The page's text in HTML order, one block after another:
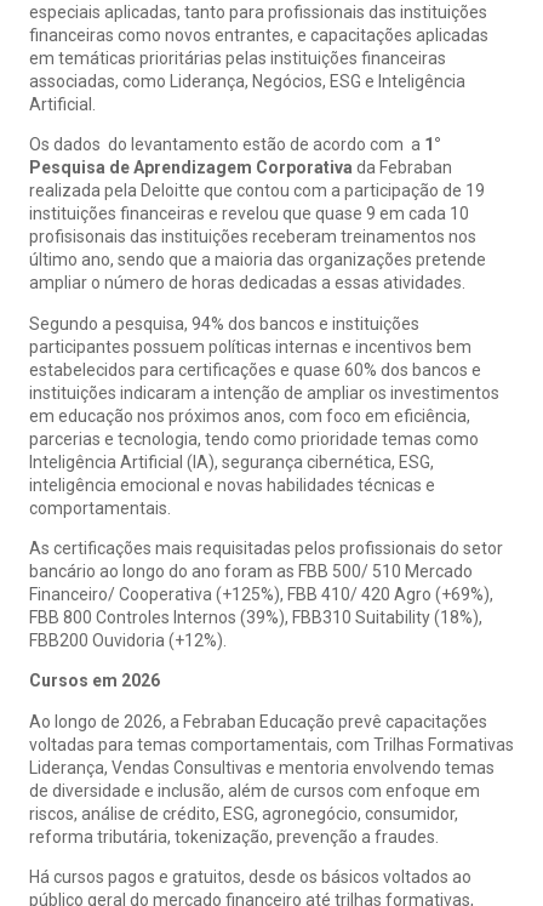
especiais aplicadas, tanto para profissionais das instituições
financeiras como novos entrantes, e capacitações aplicadas
em temáticas prioritárias pelas instituições financeiras
associadas, como Liderança, Negócios, ESG e Inteligência
Artificial.
Os dados do levantamento estão de acordo com a 1°
Pesquisa de Aprendizagem Corporativa da Febraban
realizada pela Deloitte que contou com a participação de 19
instituições financeiras e revelou que quase 9 em cada 10
profisisonais das instituições receberam treinamentos nos
último ano, sendo que a maioria das organizações pretende
ampliar o número de horas dedicadas a essas atividades.
Segundo a pesquisa, 94% dos bancos e instituições
participantes possuem políticas internas e incentivos bem
estabelecidos para certificações e quase 60% dos bancos e
instituições indicaram a intenção de ampliar os investimentos
em educação nos próximos anos, com foco em eficiência,
parcerias e tecnologia, tendo como prioridade temas como
Inteligência Artificial (IA), segurança cibernética, ESG,
inteligência emocional e novas habilidades técnicas e
comportamentais.
As certificações mais requisitadas pelos profissionais do setor
bancário ao longo do ano foram as FBB 500/ 510 Mercado
Financeiro/ Cooperativa (+125%), FBB 410/ 420 Agro (+69%),
FBB 800 Controles Internos (39%), FBB310 Suitability (18%),
FBB200 Ouvidoria (+12%).
Cursos em 2026
Ao longo de 2026, a Febraban Educação prevê capacitações
voltadas para temas comportamentais, com Trilhas Formativas
Liderança, Vendas Consultivas e mentoria envolvendo temas
de diversidade e inclusão, além de cursos com enfoque em
riscos, análise de crédito, ESG, agronegócio, consumidor,
reforma tributária, tokenização, prevenção a fraudes.
Há cursos pagos e gratuitos, desde os básicos voltados ao
público geral do mercado financeiro até trilhas formativas,